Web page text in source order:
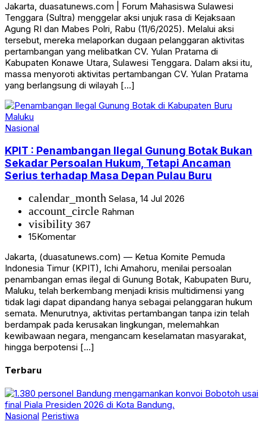
Jakarta, duasatunews.com | Forum Mahasiswa Sulawesi
Tenggara (Sultra) menggelar aksi unjuk rasa di Kejaksaan
Agung RI dan Mabes Polri, Rabu (11/6/2025). Melalui aksi
tersebut, mereka melaporkan dugaan pelanggaran aktivitas
pertambangan yang melibatkan CV. Yulan Pratama di
Kabupaten Konawe Utara, Sulawesi Tenggara. Dalam aksi itu,
massa menyoroti aktivitas pertambangan CV. Yulan Pratama
yang berlangsung di wilayah […]
Nasional
KPIT : Penambangan Ilegal Gunung Botak Bukan
Sekadar Persoalan Hukum, Tetapi Ancaman
Serius terhadap Masa Depan Pulau Buru
calendar_month Selasa, 14 Jul 2026
account_circle Rahman
visibility 367
15Komentar
Jakarta, (duasatunews.com) — Ketua Komite Pemuda
Indonesia Timur (KPIT), Ichi Amahoru, menilai persoalan
penambangan emas ilegal di Gunung Botak, Kabupaten Buru,
Maluku, telah berkembang menjadi krisis multidimensi yang
tidak lagi dapat dipandang hanya sebagai pelanggaran hukum
semata. Menurutnya, aktivitas pertambangan tanpa izin telah
berdampak pada kerusakan lingkungan, melemahkan
kewibawaan negara, mengancam keselamatan masyarakat,
hingga berpotensi […]
Terbaru
Nasional Peristiwa